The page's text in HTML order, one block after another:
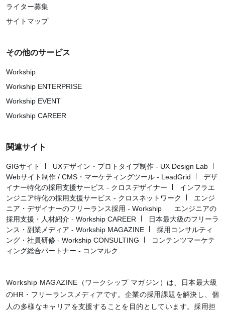
ライター募集
サイトマップ
その他のサービス
Workship
Workship ENTERPRISE
Workship EVENT
Workship CAREER
関連サイト
GIGサイト
UXデザイン・プロトタイプ制作 - UX Design Lab
Webサイト制作 / CMS・マーケティングツール - LeadGrid
デザ
イナー特化の採用支援サービス - クロスデザイナー
インフラエ
ンジニア特化の採用支援サービス - クロスネットワーク
エンジ
ニア・デザイナーのフリーランス採用 - Workship
エンジニアの
採用支援・人材紹介 - Workship CAREER
日本最大級のフリーラ
ンス・副業メディア - Workship MAGAZINE
採用コンサルティ
ング・社員研修 - Workship CONSULTING
コンテンツマーケテ
ィング総合パートナー - コンマルク
Workship MAGAZINE（ワークシップ マガジン）は、日本最大級
のHR・フリーランスメディアです。企業の採用課題を解決し、個
人の多様なキャリアを支援することを目的としています。採用担